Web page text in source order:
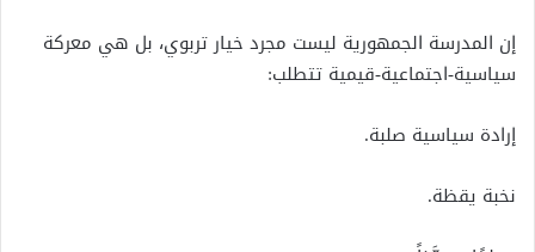
إن المدرسة الجمهورية ليست مجرد خيار تربوي، بل هي معركة
سياسية-اجتماعية-قيمية تتطلب:
إرادة سياسية صلبة.
نخبة يقظة.